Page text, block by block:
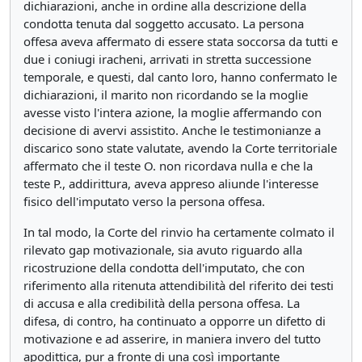
dichiarazioni, anche in ordine alla descrizione della
condotta tenuta dal soggetto accusato. La persona
offesa aveva affermato di essere stata soccorsa da tutti e
due i coniugi iracheni, arrivati in stretta successione
temporale, e questi, dal canto loro, hanno confermato le
dichiarazioni, il marito non ricordando se la moglie
avesse visto l'intera azione, la moglie affermando con
decisione di avervi assistito. Anche le testimonianze a
discarico sono state valutate, avendo la Corte territoriale
affermato che il teste O. non ricordava nulla e che la
teste P., addirittura, aveva appreso aliunde l'interesse
fisico dell'imputato verso la persona offesa.
In tal modo, la Corte del rinvio ha certamente colmato il
rilevato gap motivazionale, sia avuto riguardo alla
ricostruzione della condotta dell'imputato, che con
riferimento alla ritenuta attendibilità del riferito dei testi
di accusa e alla credibilità della persona offesa. La
difesa, di contro, ha continuato a opporre un difetto di
motivazione e ad asserire, in maniera invero del tutto
apodittica, pur a fronte di una così importante